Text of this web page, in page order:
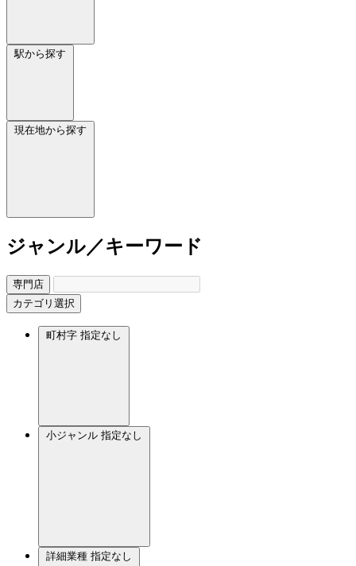
駅から探す
現在地から探す
ジャンル／キーワード
専門店
カテゴリ選択
町村字 指定なし
小ジャンル 指定なし
詳細業種 指定なし